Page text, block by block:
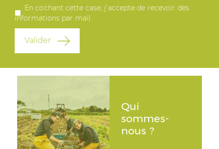
En cochant cette case, j'accepte de recevoir des
informations par mail.
Valider
Qui
sommes-
nous ?